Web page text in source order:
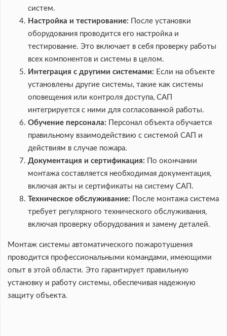
систем.
Настройка и тестирование: После установки
оборудования проводится его настройка и
тестирование. Это включает в себя проверку работы
всех компонентов и системы в целом.
Интеграция с другими системами: Если на объекте
установлены другие системы, такие как системы
оповещения или контроля доступа, САП
интегрируется с ними для согласованной работы.
Обучение персонала: Персонал объекта обучается
правильному взаимодействию с системой САП и
действиям в случае пожара.
Документация и сертификация: По окончании
монтажа составляется необходимая документация,
включая акты и сертификаты на систему САП.
Техническое обслуживание: После монтажа система
требует регулярного технического обслуживания,
включая проверку оборудования и замену деталей.
Монтаж системы автоматического пожаротушения
проводится профессиональными командами, имеющими
опыт в этой области. Это гарантирует правильную
установку и работу системы, обеспечивая надежную
защиту объекта.